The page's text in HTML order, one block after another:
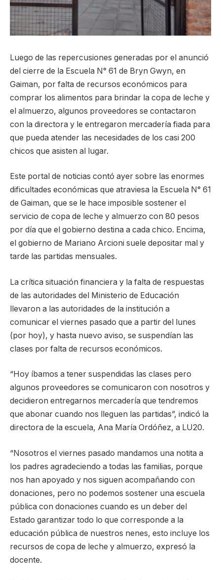
Luego de las repercusiones generadas por el anunció
del cierre de la Escuela N° 61 de Bryn Gwyn, en
Gaiman, por falta de recursos económicos para
comprar los alimentos para brindar la copa de leche y
el almuerzo, algunos proveedores se contactaron
con la directora y le entregaron mercadería fiada para
que pueda atender las necesidades de los casi 200
chicos que asisten al lugar.
Este portal de noticias contó ayer sobre las enormes
dificultades económicas que atraviesa la Escuela N° 61
de Gaiman, que se le hace imposible sostener el
servicio de copa de leche y almuerzo con 80 pesos
por día que el gobierno destina a cada chico. Encima,
el gobierno de Mariano Arcioni suele depositar mal y
tarde las partidas mensuales.
La crítica situación financiera y la falta de respuestas
de las autoridades del Ministerio de Educación
llevaron a las autoridades de la institución a
comunicar el viernes pasado que a partir del lunes
(por hoy), y hasta nuevo aviso, se suspendían las
clases por falta de recursos económicos.
“Hoy íbamos a tener suspendidas las clases pero
algunos proveedores se comunicaron con nosotros y
decidieron entregarnos mercadería que tendremos
que abonar cuando nos lleguen las partidas”, indicó la
directora de la escuela, Ana María Ordóñez, a LU20.
“Nosotros el viernes pasado mandamos una notita a
los padres agradeciendo a todas las familias, porque
nos han apoyado y nos siguen acompañando con
donaciones, pero no podemos sostener una escuela
pública con donaciones cuando es un deber del
Estado garantizar todo lo que corresponde a la
educación pública de nuestros nenes, esto incluye los
recursos de copa de leche y almuerzo, expresó la
docente.